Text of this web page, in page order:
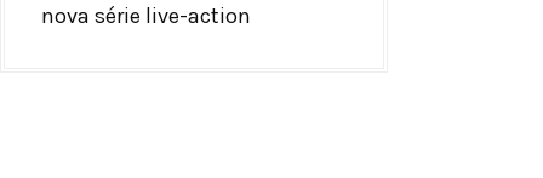
nova série live-action